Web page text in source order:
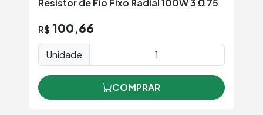
Resistor de Fio Fixo Radial 100W 3 Ω 75
R$ 100,66
Unidade
COMPRAR